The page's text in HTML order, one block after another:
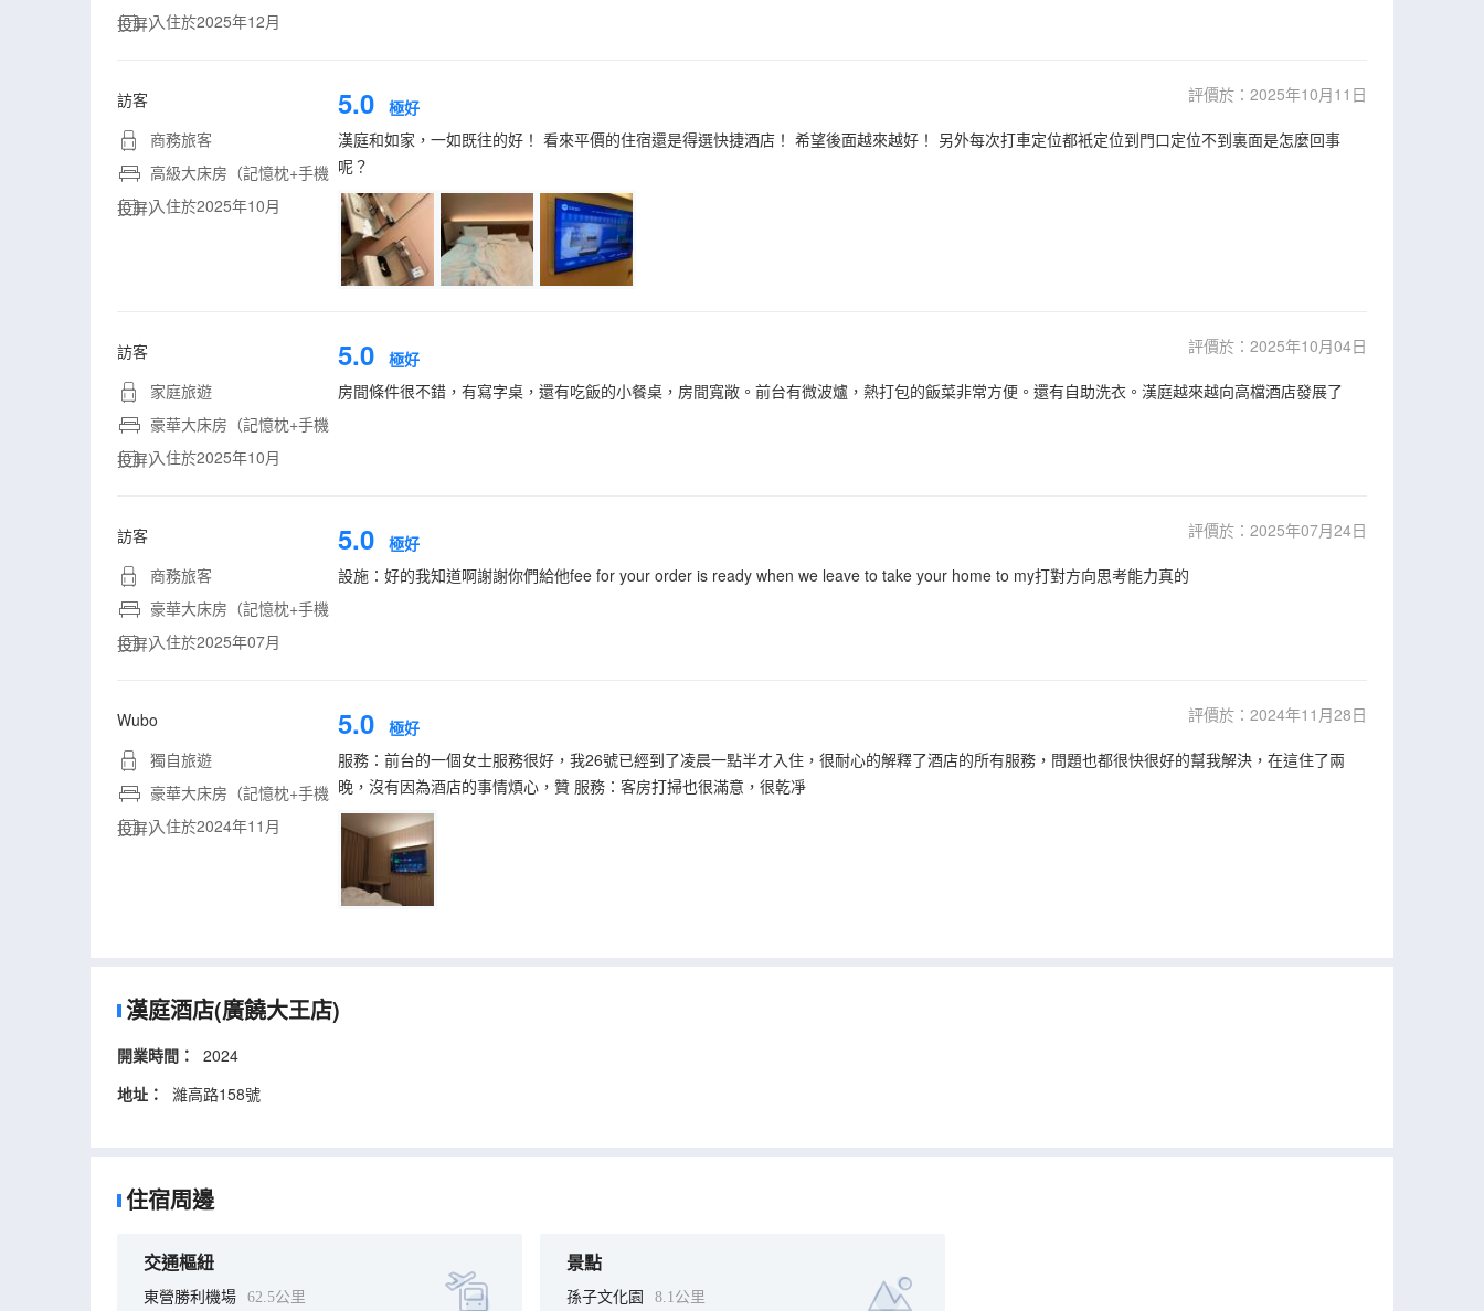
投屏）入住於2025年12月
訪客
商務旅客
高級大床房（記憶枕+手機
投屏）入住於2025年10月
5.0 極好
評價於：2025年10月11日
漢庭和如家，一如既往的好！ 看來平價的住宿還是得選快捷酒店！ 希望後面越來越好！ 另外每次打車定位都衹定位到門口定位不到裏面是怎麼回事
呢？
訪客
家庭旅遊
豪華大床房（記憶枕+手機
投屏）入住於2025年10月
5.0 極好
評價於：2025年10月04日
房間條件很不錯，有寫字桌，還有吃飯的小餐桌，房間寬敞。前台有微波爐，熱打包的飯菜非常方便。還有自助洗衣。漢庭越來越向高檔酒店發展了
訪客
商務旅客
豪華大床房（記憶枕+手機
投屏）入住於2025年07月
5.0 極好
評價於：2025年07月24日
設施：好的我知道啊謝謝你們給他fee for your order is ready when we leave to take your home to my打對方向思考能力真的
Wubo
獨自旅遊
豪華大床房（記憶枕+手機
投屏）入住於2024年11月
5.0 極好
評價於：2024年11月28日
服務：前台的一個女士服務很好，我26號已經到了凌晨一點半才入住，很耐心的解釋了酒店的所有服務，問題也都很快很好的幫我解決，在這住了兩
晚，沒有因為酒店的事情煩心，贊 服務：客房打掃也很滿意，很乾凈
漢庭酒店(廣饒大王店)
開業時間：
2024
地址：
濰高路158號
住宿周邊
交通樞紐
東營勝利機場 62.5公里
景點
孫子文化園 8.1公里